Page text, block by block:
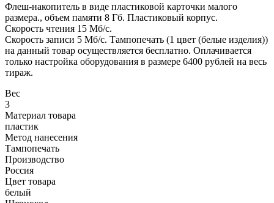
Флеш-накопитель в виде пластиковой карточки малого
размера., объем памяти 8 Гб. Пластиковый корпус.
Скорость чтения 15 Мб/с.
Скорость записи 5 Мб/с. Тампопечать (1 цвет (белые изделия))
на данный товар осуществляется бесплатно. Оплачивается
только настройка оборудования в размере 6400 рублей на весь
тираж.
Вес
3
Материал товара
пластик
Метод нанесения
Тампопечать
Производство
Россия
Цвет товара
белый